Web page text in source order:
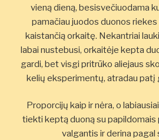
vieną dieną, besisvečiuodama
pamačiau juodos duonos
kaistančią orkaitę. Nekantriai
labai nustebusi, orkaitėje kepta
gardi, bet visgi pritrūko aliejaus
kelių eksperimentų, atradau patį
Proporcijų kaip ir nėra, o
tiekti keptą duoną su papildomais
valgantis ir derina pagal